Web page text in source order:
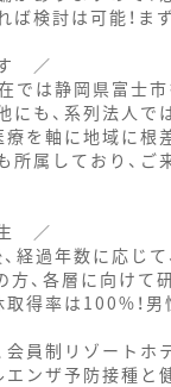
検討は可能！ま
／
では静岡県富士
も、系列法人で
療を軸に地域に根
属しており、ご
／
経過年数に応じ
方、各層に向け
得率は100%！
員制リゾートホ
エンザ予防接種